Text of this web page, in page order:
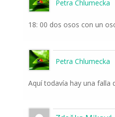
Petra Chlumecka
18: 00 dos osos con un
Petra Chlumecka
Aquí todavía hay una falla